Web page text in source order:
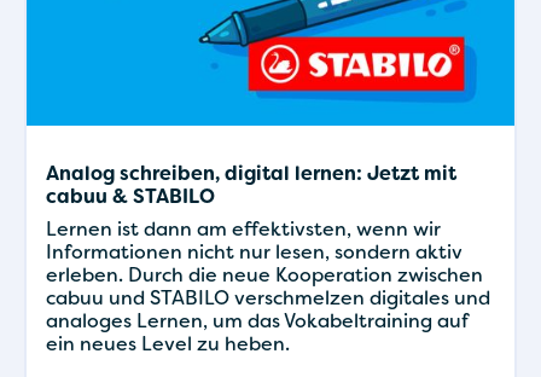
Analog schreiben, digital lernen: Jetzt mit
cabuu & STABILO
Lernen ist dann am effektivsten, wenn wir
Informationen nicht nur lesen, sondern aktiv
erleben. Durch die neue Kooperation zwischen
cabuu und STABILO verschmelzen digitales und
analoges Lernen, um das Vokabeltraining auf
ein neues Level zu heben.